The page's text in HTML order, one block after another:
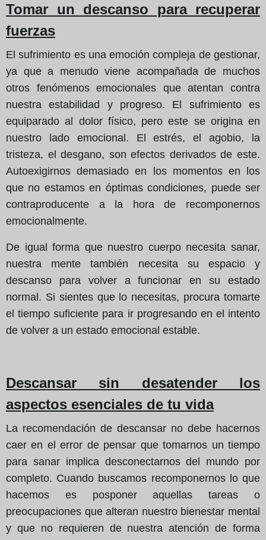
Tomar un descanso para recuperar
fuerzas
El sufrimiento es una emoción compleja de gestionar,
ya que a menudo viene acompañada de muchos
otros fenómenos emocionales que atentan contra
nuestra estabilidad y progreso. El sufrimiento es
equiparado al dolor físico, pero este se origina en
nuestro lado emocional. El estrés, el agobio, la
tristeza, el desgano, son efectos derivados de este.
Autoexigirnos demasiado en los momentos en los
que no estamos en óptimas condiciones, puede ser
contraproducente a la hora de recomponernos
emocionalmente.
De igual forma que nuestro cuerpo necesita sanar,
nuestra mente también necesita su espacio y
descanso para volver a funcionar en su estado
normal. Si sientes que lo necesitas, procura tomarte
el tiempo suficiente para ir progresando en el intento
de volver a un estado emocional estable.
Descansar sin desatender los
aspectos esenciales de tu vida
La recomendación de descansar no debe hacernos
caer en el error de pensar que tomarnos un tiempo
para sanar implica desconectarnos del mundo por
completo. Cuando buscamos recomponernos lo que
hacemos es posponer aquellas tareas o
preocupaciones que alteran nuestro bienestar mental
y que no requieren de nuestra atención de forma